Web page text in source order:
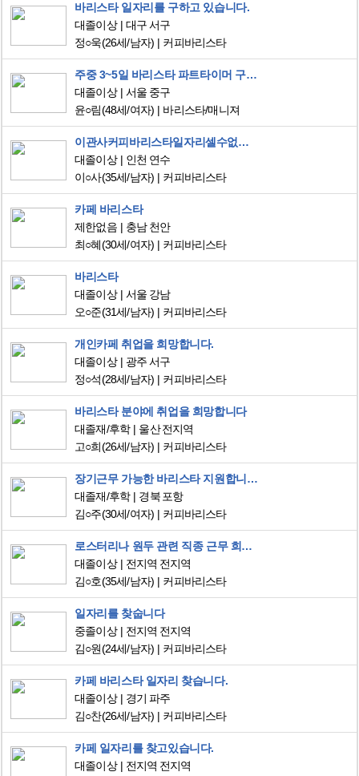
바리스타 일자리를 구하고 있습니다.
대졸이상
대구 서구
정○욱(26세/남자) 커피바리스타
주중 3~5일 바리스타 파트타이머 구직 (오전 미들)
대졸이상
서울 중구
윤○림(48세/여자) 바리스타/매니져
이관사커피바리스타일자리셀수없이얼른구합니다
대졸이상
인천 연수
이○사(35세/남자) 커피바리스타
카페 바리스타
제한없음
충남 천안
최○혜(30세/여자) 커피바리스타
바리스타
대졸이상
서울 강남
오○준(31세/남자) 커피바리스타
개인카페 취업을 희망합니다.
대졸이상
광주 서구
정○석(28세/남자) 커피바리스타
바리스타 분야에 취업을 희망합니다
대졸재/후학
울산 전지역
고○희(26세/남자) 커피바리스타
장기근무 가능한 바리스타 지원합니다.
대졸재/후학
경북 포항
김○주(30세/여자) 커피바리스타
로스터리나 원두 관련 직종 근무 희망합니다.
대졸이상
전지역 전지역
김○호(35세/남자) 커피바리스타
일자리를 찾숩니다
중졸이상
전지역 전지역
김○원(24세/남자) 커피바리스타
카페 바리스타 일자리 찾습니다.
대졸이상
경기 파주
김○찬(26세/남자) 커피바리스타
카페 일자리를 찾고있습니다.
대졸이상
전지역 전지역